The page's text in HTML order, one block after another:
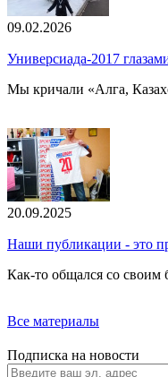
09.02.2026
Универсиада-2017
Мы кричали «Алга,
20.09.2025
Наши публикации - это
Как-то общался со
Все материалы
Подписка на новости